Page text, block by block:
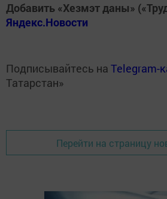
Добавить «Хезмэт даны»
Яндекс.Новости
Подписывайтесь на Telegram-
Татарстан»
Перейти на страницу